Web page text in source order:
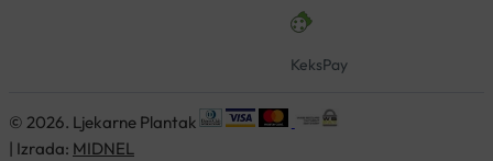
KeksPay
© 2026. Ljekarne Plantak
| Izrada: MIDNEL